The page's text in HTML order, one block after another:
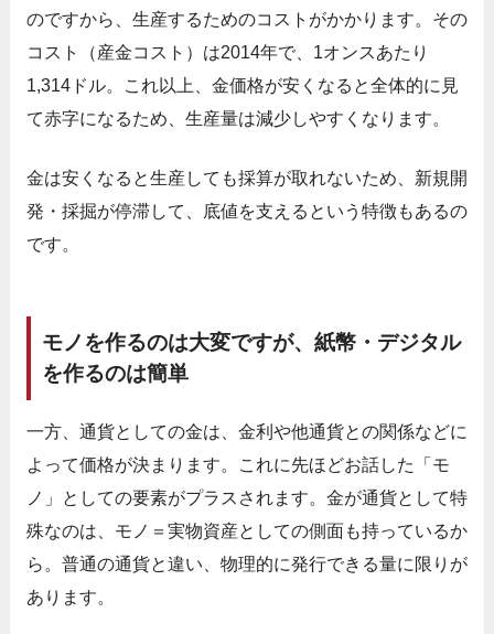
のですから、生産するためのコストがかかります。その
コスト（産金コスト）は2014年で、1オンスあたり
1,314ドル。これ以上、金価格が安くなると全体的に見
て赤字になるため、生産量は減少しやすくなります。
金は安くなると生産しても採算が取れないため、新規開
発・採掘が停滞して、底値を支えるという特徴もあるの
です。
モノを作るのは大変ですが、紙幣・デジタル
を作るのは簡単
一方、通貨としての金は、金利や他通貨との関係などに
よって価格が決まります。これに先ほどお話した「モ
ノ」としての要素がプラスされます。金が通貨として特
殊なのは、モノ＝実物資産としての側面も持っているか
ら。普通の通貨と違い、物理的に発行できる量に限りが
あります。